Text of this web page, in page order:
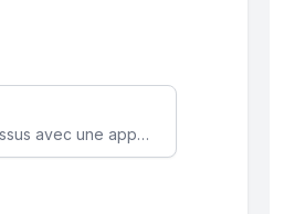
Augmentez l’engagement client et simplifiez vos processus avec une application mobile sur mesure, disponible sur iOS et Android.